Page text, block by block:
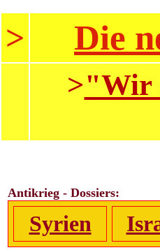
> Die
>"Wir
Antikrieg - Dossiers:
Syrien